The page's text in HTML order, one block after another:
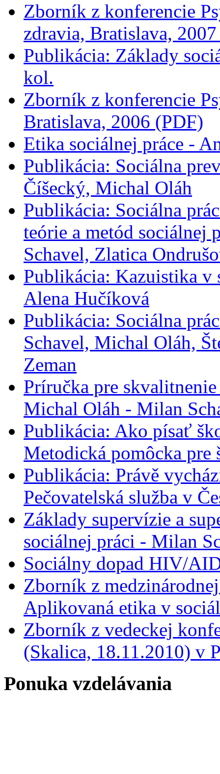
Zborník z konferencie
zdravia, Bratislava,
Publikácia: Základy
kol.
Zborník z konferencie
Bratislava, 2006 (PDF)
Etika sociálnej práce -
Publikácia: Sociálna
Číšecký, Michal Oláh
Publikácia: Sociálna
teórie a metód sociálnej
Schavel, Zlatica
Publikácia: Kazuistika v
Alena Hučíková
Publikácia: Sociálna
Schavel, Michal Oláh,
Zeman
Príručka pre
Michal Oláh - Milan
Publikácia: Ako písať
Metodická pomôcka pre
Publikácia: Právě
Pečovatelská služba v
Základy supervízie a
sociálnej práci - Milan
Sociálny dopad HIV/
Zborník z
Aplikovaná etika v
Zborník z vedeckej
(Skalica, 18.11.2010) v
Ponuka vzdelávania